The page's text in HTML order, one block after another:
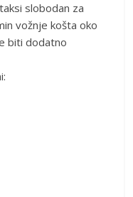
slobodan za
vožnje košta oko
biti dodatno